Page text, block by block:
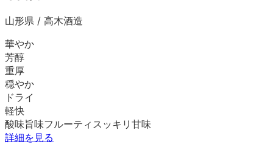
山形県 / 高木酒造
華やか
芳醇
重厚
穏やか
ドライ
軽快
酸味旨味フルーティ スッキリ 甘味
詳細を見る